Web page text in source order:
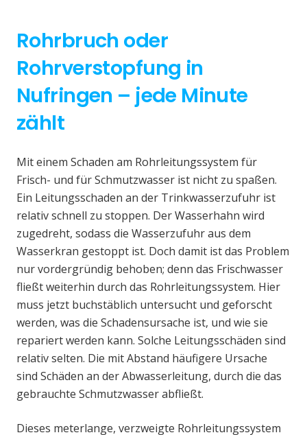
Rohrbruch oder
Rohrverstopfung in
Nufringen – jede Minute
zählt
Mit einem Schaden am Rohrleitungssystem für
Frisch- und für Schmutzwasser ist nicht zu spaßen.
Ein Leitungsschaden an der Trinkwasserzufuhr ist
relativ schnell zu stoppen. Der Wasserhahn wird
zugedreht, sodass die Wasserzufuhr aus dem
Wasserkran gestoppt ist. Doch damit ist das Problem
nur vordergründig behoben; denn das Frischwasser
fließt weiterhin durch das Rohrleitungssystem. Hier
muss jetzt buchstäblich untersucht und geforscht
werden, was die Schadensursache ist, und wie sie
repariert werden kann. Solche Leitungsschäden sind
relativ selten. Die mit Abstand häufigere Ursache
sind Schäden an der Abwasserleitung, durch die das
gebrauchte Schmutzwasser abfließt.
Dieses meterlange, verzweigte Rohrleitungssystem